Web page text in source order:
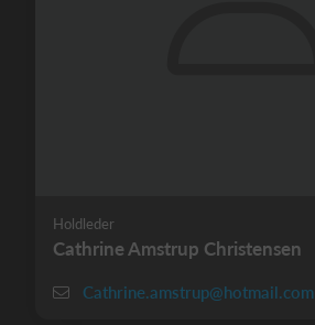
Holdleder
Cathrine Amstrup Christensen
Cathrine.amstrup@hotmail.com